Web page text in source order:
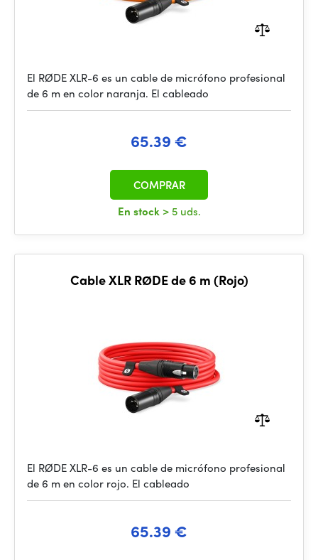
El RØDE XLR-6 es un cable de micrófono profesional
de 6 m en color naranja. El cableado
65.39 €
En stock > 5 uds.
COMPRAR
Cable XLR RØDE de 6 m (Rojo)
El RØDE XLR-6 es un cable de micrófono profesional
de 6 m en color rojo. El cableado
65.39 €